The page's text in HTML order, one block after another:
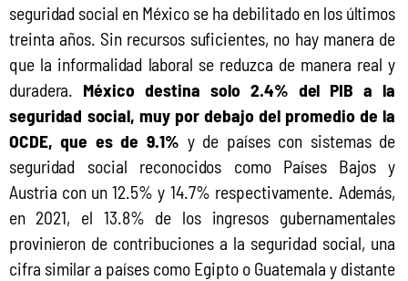
seguridad social en México se ha debilitado en los últimos
treinta años. Sin recursos suficientes, no hay manera de
que la informalidad laboral se reduzca de manera real y
duradera. México destina solo 2.4% del PIB a la
seguridad social, muy por debajo del promedio de la
OCDE, que es de 9.1% y de países con sistemas de
seguridad social reconocidos como Países Bajos y
Austria con un 12.5% y 14.7% respectivamente. Además,
en 2021, el 13.8% de los ingresos gubernamentales
provinieron de contribuciones a la seguridad social, una
cifra similar a países como Egipto o Guatemala y distante